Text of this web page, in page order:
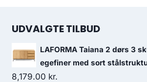
UDVALGTE TILBUD
LAFORMA Taiana 2 dørs 3
egefiner med sort
8,179.00 kr.